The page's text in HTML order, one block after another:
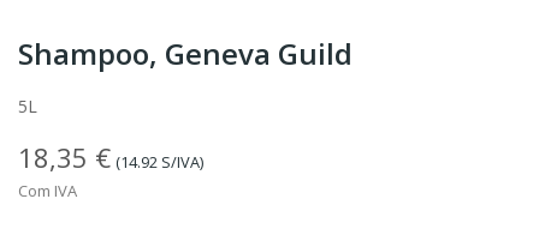
Shampoo, Geneva Guild
5L
18,35 € (14.92 S/IVA)
Com IVA